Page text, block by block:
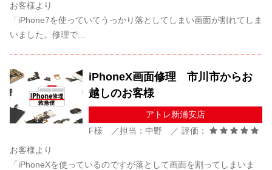
お客様より
「iPhone7を使っていてうっかり落としてしまい画面が割れてしま
いました。修理で...
iPhoneX画面修理 市川市からお
越しのお客様
アトレ新浦安店
F様 ／担当：中野 ／ 評価：
お客様より
「iPhoneXを使っているのですが落として画面を割ってしまいま